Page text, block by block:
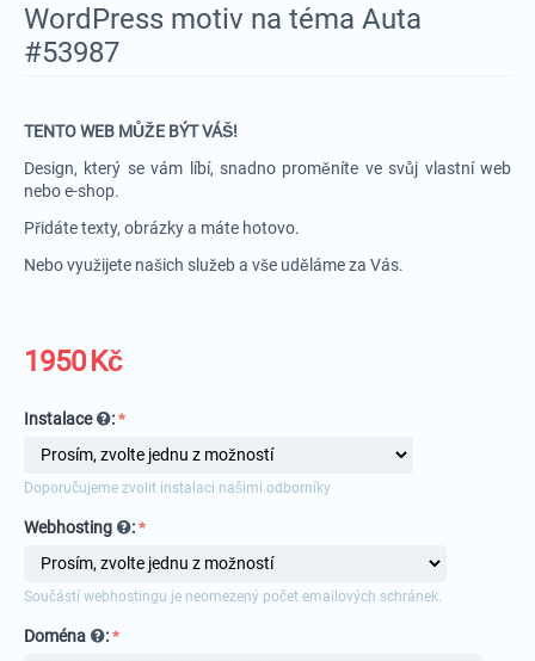
WordPress motiv na téma Auta
#53987
TENTO WEB MŮŽE BÝT VÁŠ!
Design, který se vám líbí, snadno proměníte ve svůj vlastní web
nebo e-shop.
Přidáte texty, obrázky a máte hotovo.
Nebo využijete našich služeb a vše uděláme za Vás.
1950Kč
Instalace :
Doporučujeme zvolit instalaci našimi odborníky
Webhosting :
Součástí webhostingu je neomezený počet emailových schránek.
Doména :